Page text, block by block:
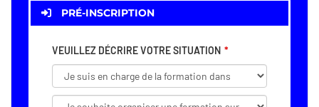
PRÉ-INSCRIPTION
VEUILLEZ DÉCRIRE VOTRE SITUATION